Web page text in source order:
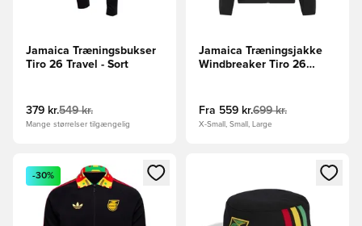
Jamaica Træningsbukser
Tiro 26 Travel - Sort
379 kr.549 kr.
Mange størrelser tilgængelig
Jamaica Træningsjakke
Windbreaker Tiro 26
Fra 559 kr.699 kr.
X-Small, Small, Large
Åbner en Modal til at logge ind eller tilmelde dig som
-30%
Åbner en Modal til at logge